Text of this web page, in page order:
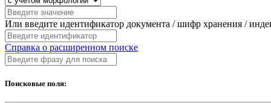
Или введите идентификатор документа / шифр хранения /
Справка о расширенном поиске
Поисковые поля: